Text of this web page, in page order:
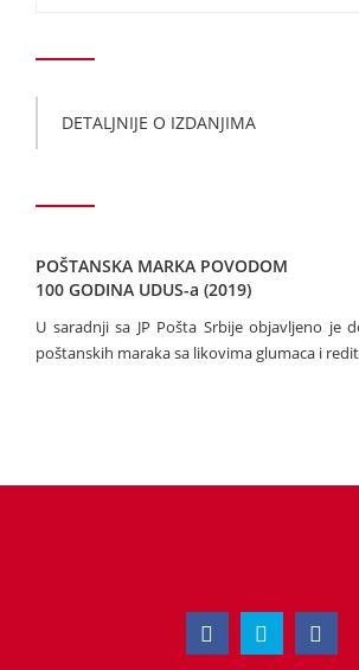
DETALJNIJE O IZDANJIMA
POŠTANSKA MARKA POVODOM
100 GODINA UDUS-a (2019)
U saradnji sa JP Pošta Srbije objavljeno je
poštanskih maraka sa likovima glumaca i